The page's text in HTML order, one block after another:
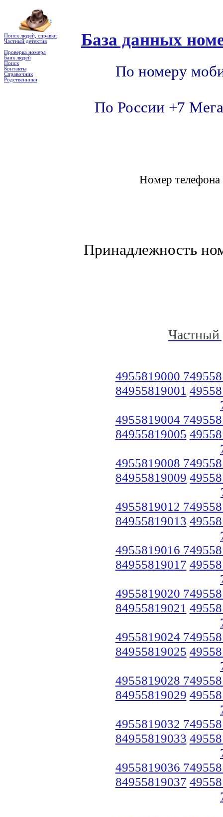
Поиск людей, справки
Частный детектив
Проверка номера
Банк людей
Поиск
Контакты
Справочник
Родственники
База данных
По номеру
По России +7
Номер
Принадлежность
Частный
4955819000
84955819001
4955819004
84955819005
4955819008
84955819009
4955819012
84955819013
4955819016
84955819017
4955819020
84955819021
4955819024
84955819025
4955819028
84955819029
4955819032
84955819033
4955819036
84955819037